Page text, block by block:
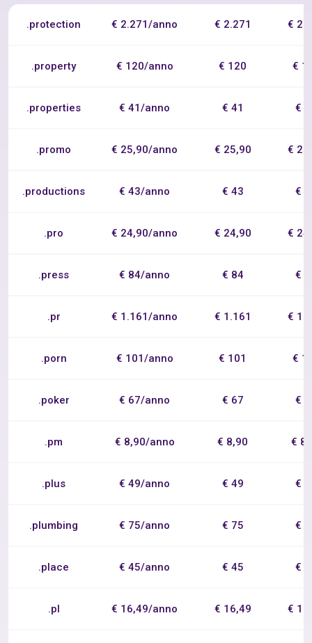
.protection € 2.271/anno € 2.271 €
.property € 120/anno € 120 €
.properties € 41/anno € 41 €
.promo € 25,90/anno € 25,90 €
.productions € 43/anno € 43 €
.pro € 24,90/anno € 24,90 €
.press € 84/anno € 84 €
.pr € 1.161/anno € 1.161 €
.porn € 101/anno € 101 €
.poker € 67/anno € 67 €
.pm € 8,90/anno € 8,90 €
.plus € 49/anno € 49 €
.plumbing € 75/anno € 75 €
.place € 45/anno € 45 €
.pl € 16,49/anno € 16,49 €